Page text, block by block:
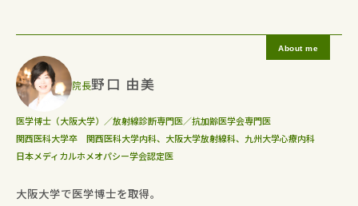
院長野口 由美
医学博士（大阪大学）／放射線診断専門医／抗加齢医学会専門医
関西医科大学卒 関西医科大学内科、大阪大学放射線科、九州大学心療内科
日本メディカルホメオパシー学会認定医
大阪大学で医学博士を取得。